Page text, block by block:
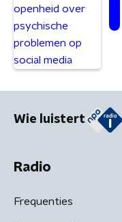
Wie luistert
Radio
Frequenties